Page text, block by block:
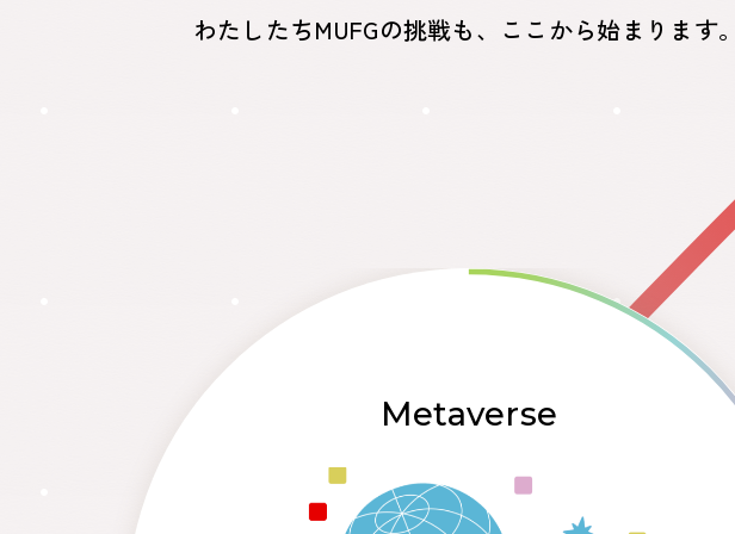
わたしたちMUFGの挑戦も、ここから始まります
Metaverse